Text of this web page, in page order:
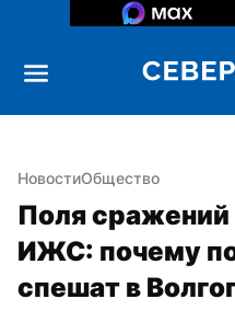
НовостиОбщество
Поля
ИЖС: почему
спешат в